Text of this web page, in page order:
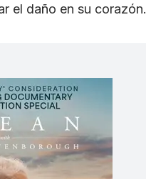
el daño en su corazón.